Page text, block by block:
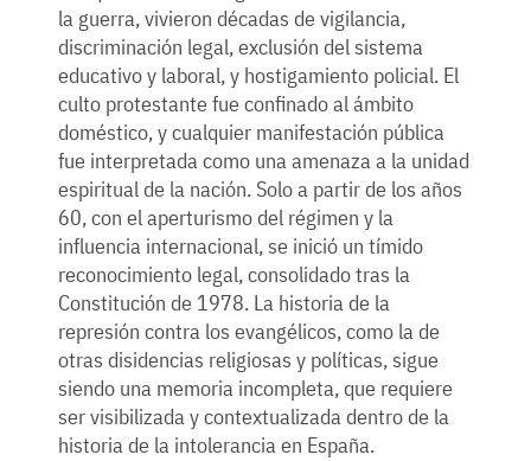
la guerra, vivieron décadas de vigilancia,
discriminación legal, exclusión del sistema
educativo y laboral, y hostigamiento policial. El
culto protestante fue confinado al ámbito
doméstico, y cualquier manifestación pública
fue interpretada como una amenaza a la unidad
espiritual de la nación. Solo a partir de los años
60, con el aperturismo del régimen y la
influencia internacional, se inició un tímido
reconocimiento legal, consolidado tras la
Constitución de 1978. La historia de la
represión contra los evangélicos, como la de
otras disidencias religiosas y políticas, sigue
siendo una memoria incompleta, que requiere
ser visibilizada y contextualizada dentro de la
historia de la intolerancia en España.